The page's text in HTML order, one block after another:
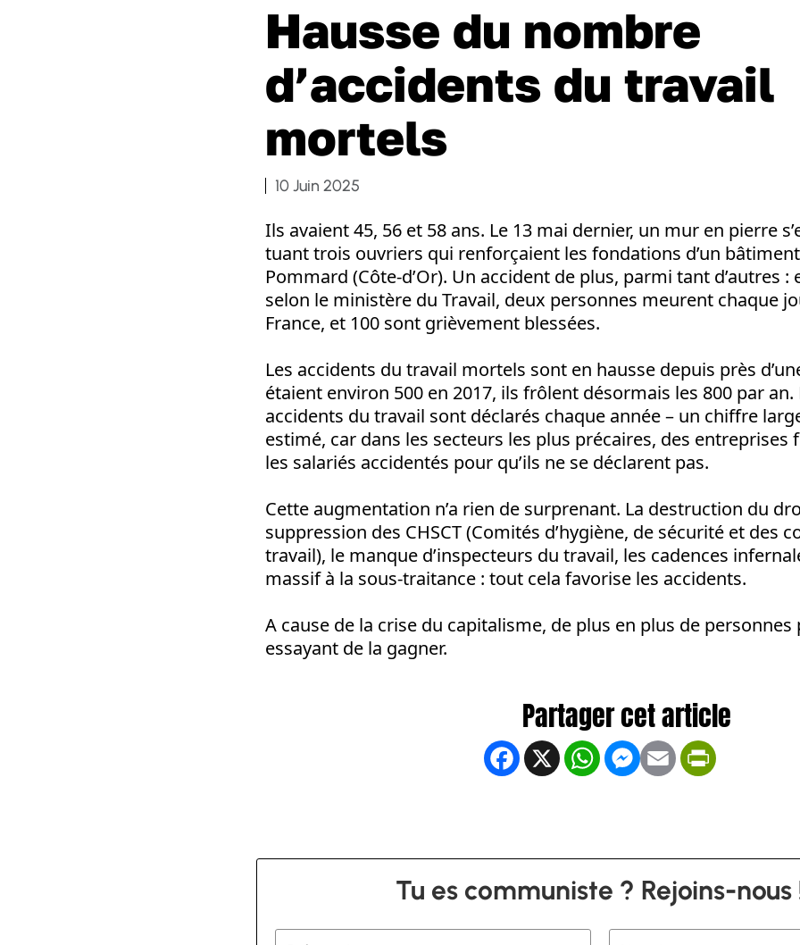
Hausse du nombre
d’accidents du travail
mortels
10 Juin 2025
Ils avaient 45, 56 et 58 ans. Le 13 mai dernier, un mur en pierre
tuant trois ouvriers qui renforçaient les fondations d’un
Pommard (Côte-d’Or). Un accident de plus, parmi tant d’autres :
selon le ministère du Travail, deux personnes meurent chaque
France, et 100 sont grièvement blessées.
Les accidents du travail mortels sont en hausse depuis près
étaient environ 500 en 2017, ils frôlent désormais les 800 par an.
accidents du travail sont déclarés chaque année – un chiffre
estimé, car dans les secteurs les plus précaires, des entreprises
les salariés accidentés pour qu’ils ne se déclarent pas.
Cette augmentation n’a rien de surprenant. La destruction du
suppression des CHSCT (Comités d’hygiène, de sécurité et des
travail), le manque d’inspecteurs du travail, les cadences
massif à la sous-traitance : tout cela favorise les accidents.
A cause de la crise du capitalisme, de plus en plus de personnes
essayant de la gagner.
Facebook
X WhatsApp
Messenger
Email
Tu es communiste ? Rejoins-nous